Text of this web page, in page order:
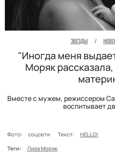
ЗВЕЗДЫ /
"Иногда меня
Моряк
Вместе с мужем, режиссером
воспитывает
Фото: соцсети Текст: HELLO!
Теги:
Лиза Моряк